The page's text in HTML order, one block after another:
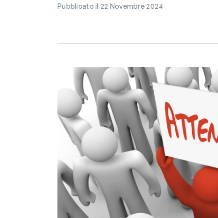
Pubblicato il 22 Novembre 2024